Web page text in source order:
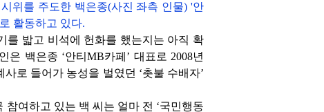
위를 주도한 백은종(사진 좌측 인물) '안
활동하고 있다.
를 밟고 비석에 헌화를 했는지는 아직 확
은 백은종 ‘안티MB카페’ 대표로 2008년
로 들어가 농성을 벌였던 ‘촛불 수배자’
참여하고 있는 백 씨는 얼마 전 ‘국민행동